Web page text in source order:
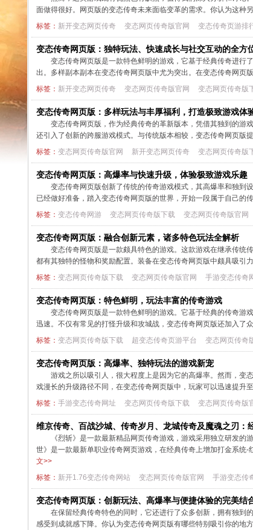
面做得很好。网页版的变态传奇未来面临变革的需求。你认为这种
标签： 新开变态网页传奇 变态网页传奇版官网 变态传奇页游排
变态传奇网页版：独特玩法、快速成长与社交互动的全方
变态传奇网页版是一款特色鲜明的游戏，它基于经典传奇进行
出。多样副本副本在变态传奇网页版中尤为突出。在变态传奇网页
标签： 新开变态网页传奇 变态网页传奇版官网 变态网页传奇版
变态传奇网页版：多样玩法与丰厚福利，打造极致游戏体
变态传奇网页版，作为经典传奇的革新版本，凭借其独到的游
还引入了创新的跨服游戏模式。与传统版本相较，变态传奇网页版
标签： 变态网页传奇版官网 新开变态网页传奇 变态网页传奇版
变态传奇网页版：高爆率与快速升级，体验极致游戏乐趣
变态传奇网页版创新了传统的传奇游戏模式，其高爆率和独到
已经做好准备，踏入变态传奇网页版的世界，开始一段属于自己的
标签： 变态传奇网游 变态网页传奇版下载 变态网页传奇版官网
变态传奇网页版：融合创新元素，诸多特色玩法全解析
变态传奇网页版是一款颇具特色的游戏。这款游戏在继承传统
都有其独特的怪物和奖励配置。装备在变态传奇网页版中颇具吸引
标签： 变态网页传奇版下载 变态网页传奇版官网 手游变态传奇
变态传奇网页版：特色鲜明，玩法丰富的传奇游戏
变态传奇网页版是一款特色鲜明的游戏。它基于经典的传奇游
迅速。不仅有常见的打怪升级和攻城战，变态传奇网页版还加入了
标签： 变态网页传奇版下载 超变态传奇页游平台 变态网页传奇
变态传奇网页版：高爆率、独特玩法的游戏新宠
游戏之所以吸引人，很大程度上是因为它的高爆率。然而，变
戏漫长的升级路径不同，在变态传奇网页版中，玩家可以迅速提升
标签： 手游变态传奇网址 变态网页传奇版下载 变态网页传奇版
维京传奇、百战沙城、传奇岁月、龙城传奇及魔魂之刃：
《烈斩》是一款最新精品网页传奇游戏，游戏采用独立研发
世》是一款最新单职业传奇网页游戏，在经典传奇上增加打金系统
文>>
标签： 新开1.76变态传奇网站 变态网页传奇版官网 手游变态传
变态传奇网页版：创新玩法、高爆率与便捷体验的完美结
在保留经典传奇特色的同时，它还进行了众多创新，拥有独到
感受到成就感下降。你认为变态传奇网页版有哪些特别吸引你的地